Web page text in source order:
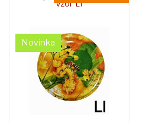
vzor LI
Novinka